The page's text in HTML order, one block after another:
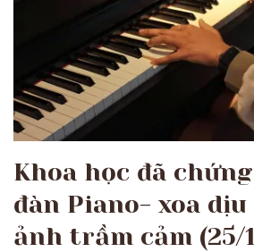
Khoa học đã
đàn Piano- xoa
ảnh trầm cảm (25/